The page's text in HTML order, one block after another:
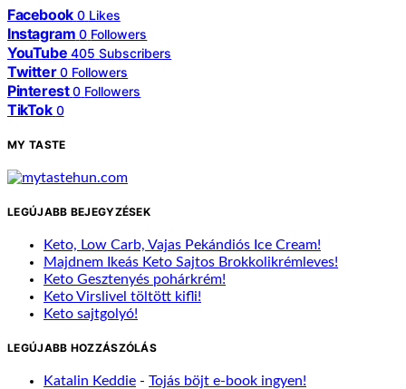
Facebook 0 Likes
Instagram 0 Followers
YouTube 405 Subscribers
Twitter 0 Followers
Pinterest 0 Followers
TikTok 0
MY TASTE
LEGÚJABB BEJEGYZÉSEK
Keto, Low Carb, Vajas Pekándiós Ice Cream!
Majdnem Ikeás Keto Sajtos Brokkolikrémleves!
Keto Gesztenyés pohárkrém!
Keto Virslivel töltött kifli!
Keto sajtgolyó!
LEGÚJABB HOZZÁSZÓLÁS
Katalin Keddie - Tojás böjt e-book ingyen!